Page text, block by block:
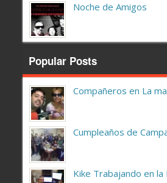
Noche de Amigos
Popular Posts
Compañeros en La
Cumpleaños de
Kike Trabajando en la